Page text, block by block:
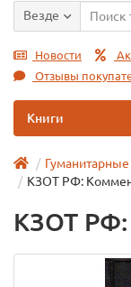
Везде
Новости
Отзывы
Книги
КЗОТ РФ:
КЗОТ РФ: